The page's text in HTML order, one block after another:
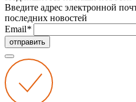
Введите адрес электронной
последних новостей
Email*
отправить